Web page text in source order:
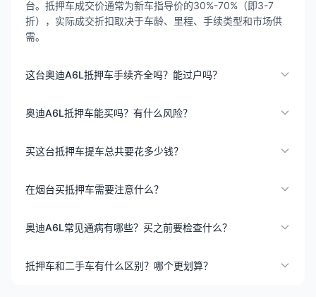
台。抵押车成交价通常为新车指导价的30%-70%（即3-7
折），实际成交折扣取决于车龄、里程、手续类型和市场供
需。
这台奥迪A6L抵押车手续齐全吗？能过户吗？
奥迪A6L抵押车能买吗？有什么风险？
买这台抵押车提车总共要花多少钱？
在烟台买抵押车需要注意什么？
奥迪A6L常见通病有哪些？买之前要检查什么？
抵押车和二手车有什么区别？哪个更划算？